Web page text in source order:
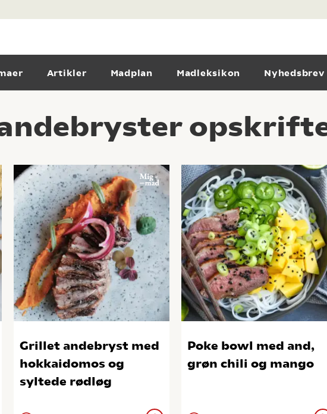
Artikler Madplan Madleksikon Nyhedsbrev
Grillet andebryst med
hokkaidomos og
syltede rødløg
Poke bowl med and,
grøn chili og mango